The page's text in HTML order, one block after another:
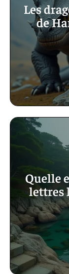
Les
de
Quelle
lettres